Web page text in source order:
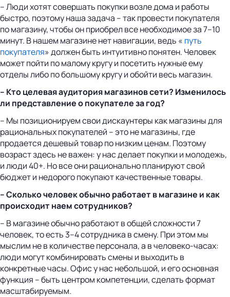
– Люди хотят совершать покупки возле дома и работы
быстро, поэтому наша задача – так провести покупателя
по магазину, чтобы он приобрел все необходимое за 7–10
минут. В нашем магазине нет навигации, ведь « путь
покупателя» должен быть интуитивно понятен. Человек
может пойти по малому кругу и посетить нужные ему
отделы либо по большому кругу и обойти весь магазин.
– Кто целевая аудитория магазинов сети? Изменилось
ли представление о покупателе за год?
– Мы позиционируем свои дискаунтеры как магазины для
рациональных покупателей – это не магазины, где
продается дешевый товар по низким ценам. Поэтому
возраст здесь не важен: у нас делает покупки и молодежь,
и люди 40+. Но все они рационально планируют свой
бюджет и недорого покупают качественные товары.
– Сколько человек обычно работает в магазине и как
происходит наем сотрудников?
– В магазине обычно работают в общей сложности 7
человек, то есть 3–4 сотрудника в смену. При этом мы
мыслим не в количестве персонала, а в человеко-часах:
люди могут комбинировать смены и выходить в
конкретные часы. Офис у нас небольшой, и его основная
функция – быть центром компетенции, сделать формат
масштабируемым.